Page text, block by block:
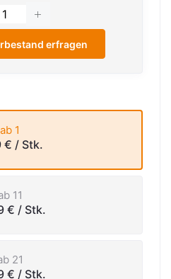
erfragen
ab 1
€ / Stk.
11
€ / Stk.
21
€ / Stk.